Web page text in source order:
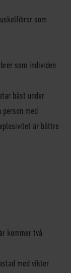
som
som individen
bäst under
med
är bättre
kommer två
med vikter